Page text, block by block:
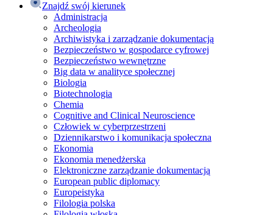
Znajdź swój kierunek
Administracja
Archeologia
Archiwistyka i zarządzanie dokumentacją
Bezpieczeństwo w gospodarce cyfrowej
Bezpieczeństwo wewnętrzne
Big data w analityce społecznej
Biologia
Biotechnologia
Chemia
Cognitive and Clinical Neuroscience
Człowiek w cyberprzestrzeni
Dziennikarstwo i komunikacja społeczna
Ekonomia
Ekonomia menedżerska
Elektroniczne zarządzanie dokumentacją
European public diplomacy
Europeistyka
Filologia polska